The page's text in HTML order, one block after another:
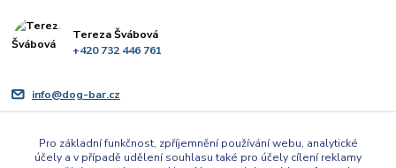
Tereza Švábová
+420 732 446 761
info@dog-bar.cz
Pro základní funkčnost, zpříjemnění používání webu, analytické
účely a v případě udělení souhlasu také pro účely cílení reklamy